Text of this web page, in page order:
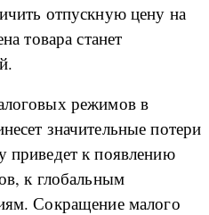
отпускную цену на
товара станет
режимов в
значительные потери
приведет к появлению
к глобальным
Сокращение малого